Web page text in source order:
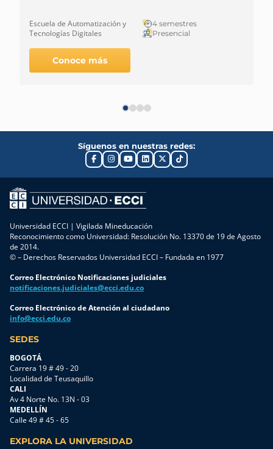
Escuela de Automatización y
Tecnologías Digitales
4 semestres
Presencial
Conoce más
Síguenos en nuestras redes:
Universidad ECCI | Vigilada Mineducación
Reconocimiento como Universidad: Resolución No. 13370 de 19 de Agosto
de 2014.
© – Derechos Reservados Universidad ECCI – Fundada en 1977
Correo Electrónico Notificaciones judiciales
notificaciones.judiciales@ecci.edu.co
Correo Electrónico de Atención al ciudadano
info@ecci.edu.co
SEDES
BOGOTÁ
Carrera 19 # 49 - 20
Localidad de Teusaquillo
CALI
Av 4 Norte No. 13N - 03
MEDELLÍN
Calle 49 # 45 - 65
EXPLORA LA UNIVERSIDAD